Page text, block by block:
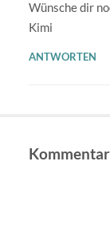
Wünsche dir
Kimi
ANTWORTEN